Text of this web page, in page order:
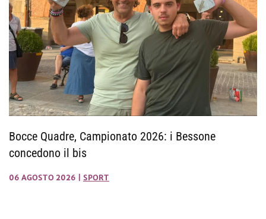
Bocce Quadre, Campionato 2026: i Bessone
concedono il bis
06 AGOSTO 2026 SPORT